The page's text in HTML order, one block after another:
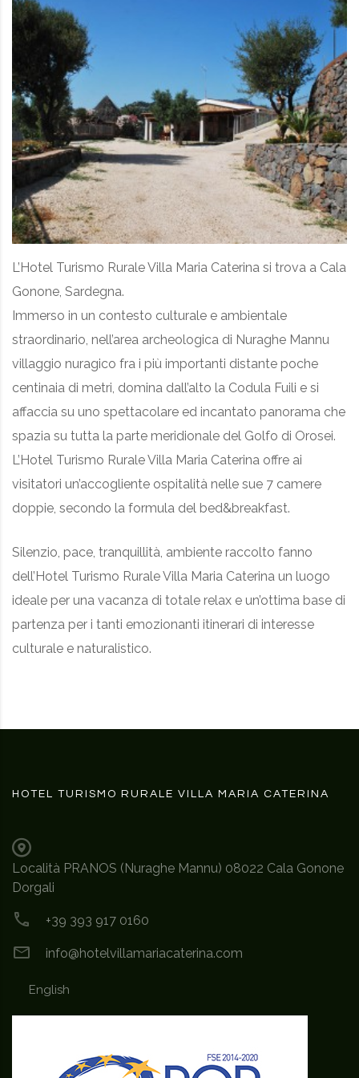
L’Hotel Turismo Rurale Villa Maria Caterina si trova a Cala
Gonone, Sardegna.
Immerso in un contesto culturale e ambientale
straordinario, nell’area archeologica di Nuraghe Mannu
villaggio nuragico fra i più importanti distante poche
centinaia di metri, domina dall’alto la Codula Fuili e si
affaccia su uno spettacolare ed incantato panorama che
spazia su tutta la parte meridionale del Golfo di Orosei.
L’Hotel Turismo Rurale Villa Maria Caterina offre ai
visitatori un’accogliente ospitalità nelle sue 7 camere
doppie, secondo la formula del bed&breakfast.
Silenzio, pace, tranquillità, ambiente raccolto fanno
dell’Hotel Turismo Rurale Villa Maria Caterina un luogo
ideale per una vacanza di totale relax e un’ottima base di
partenza per i tanti emozionanti itinerari di interesse
culturale e naturalistico.
HOTEL TURISMO RURALE VILLA MARIA CATERINA
Località PRANOS (Nuraghe Mannu) 08022 Cala Gonone
Dorgali
+39 393 917 0160
info@hotelvillamariacaterina.com
English